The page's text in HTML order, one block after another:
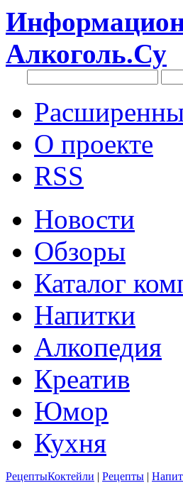
Алкоголь.Су
О проекте
RSS
Новости
Обзоры
Каталог
Напитки
Алкопедия
Креатив
Юмор
Кухня
РецептыКоктейли | Рецепты |